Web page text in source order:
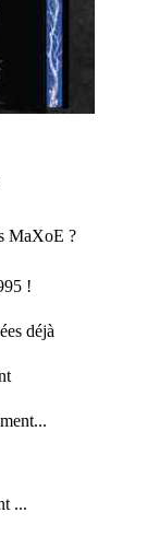
MaXoE ?
!
déjà
...